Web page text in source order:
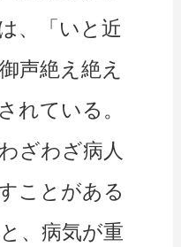
、「いと近
声絶え絶え
れている。
ざわざ病人
ことがある
、病気が重